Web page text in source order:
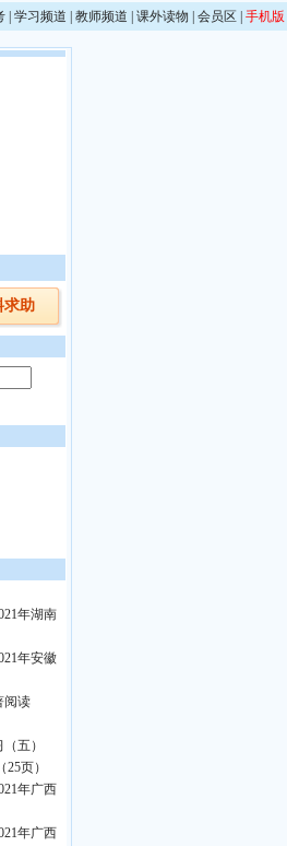
学习频道 教师频道 课外读物 会员区 手机版
求助
年湖南
年安徽
阅读
五）
页）
年广西
年广西